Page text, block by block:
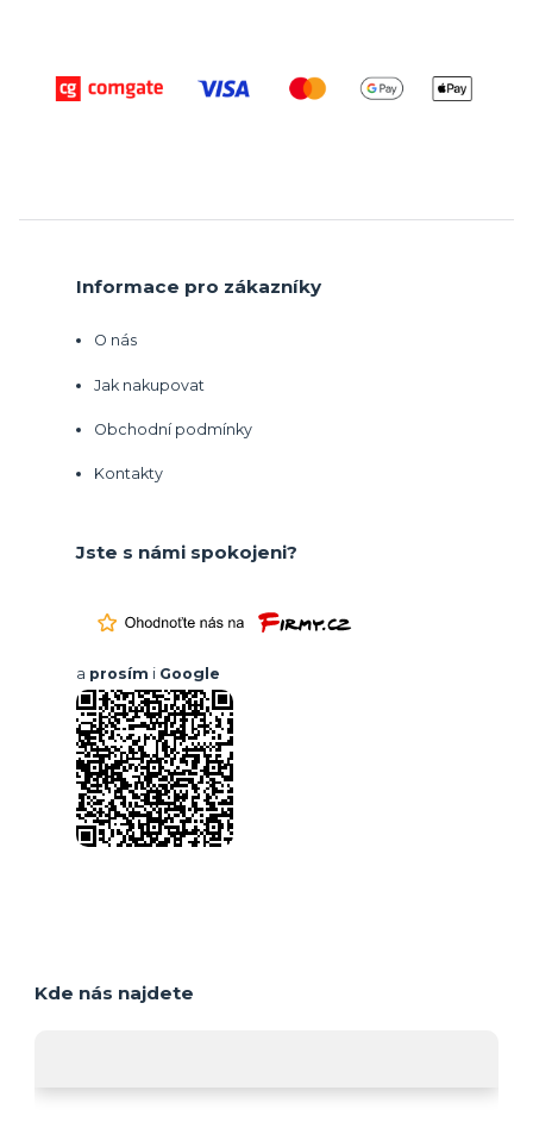
Informace pro zákazníky
O nás
Jak nakupovat
Obchodní podmínky
Kontakty
Jste s námi spokojeni?
a prosím i Google
Kde nás najdete